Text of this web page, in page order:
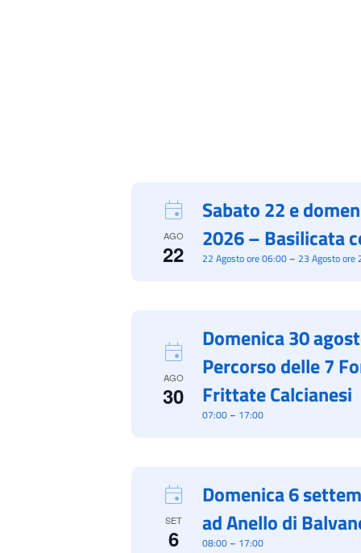
AGO
22 22 Agosto ore 06:00– 23 Agosto ore
Sabato 22 e
2026 – Basilicata
AGO
30
07:00– 17:00
Domenica 30
Percorso delle 7
Frittate Calcianesi
SET
6 08:00– 17:00
Domenica 6
ad Anello di